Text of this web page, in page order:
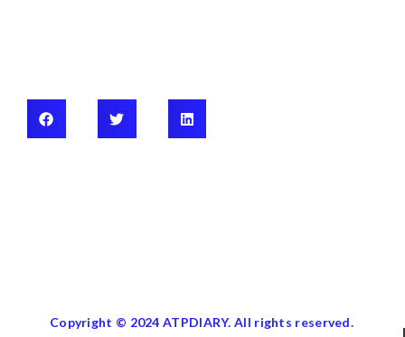
Copyright © 2024 ATPDIARY. All rights reserved.